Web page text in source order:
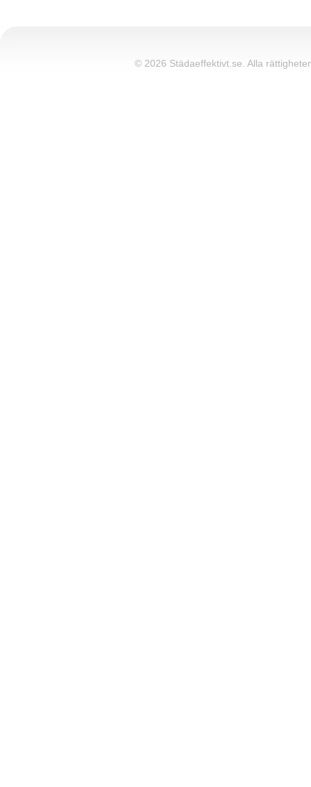
© 2026 Städaeffektivt.se. Alla